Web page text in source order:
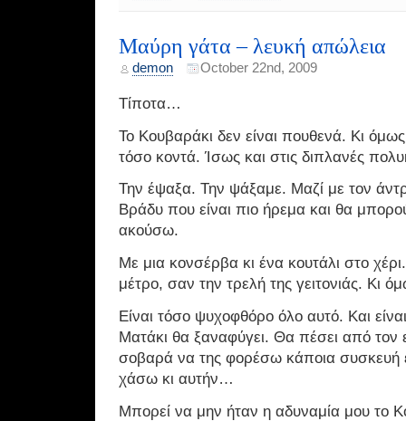
Μαύρη γάτα – λευκή απώλεια
demon October 22nd, 2009
Τίποτα…
Το Κουβαράκι δεν είναι πουθενά. Κι
τόσο κοντά. Ίσως και στις διπλανές
Την έψαξα. Την ψάξαμε. Μαζί με τον
Βράδυ που είναι πιο ήρεμα και θα
ακούσω.
Με μια κονσέρβα κι ένα κουτάλι στο
μέτρο, σαν την τρελή της γειτονιάς. Κι
Είναι τόσο ψυχοφθόρο όλο αυτό. Και
Ματάκι θα ξαναφύγει. Θα πέσει από τον
σοβαρά να της φορέσω κάποια συσκευή
χάσω κι αυτήν…
Μπορεί να μην ήταν η αδυναμία μου το